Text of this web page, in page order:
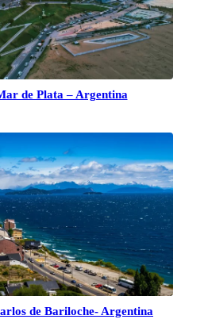
de Plata – Argentina
de Bariloche- Argentina